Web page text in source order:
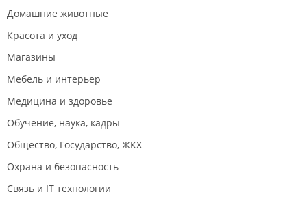
Домашние животные
Красота и уход
Магазины
Мебель и интерьер
Медицина и здоровье
Обучение, наука, кадры
Общество, Государство, ЖКХ
Охрана и безопасность
Связь и IT технологии